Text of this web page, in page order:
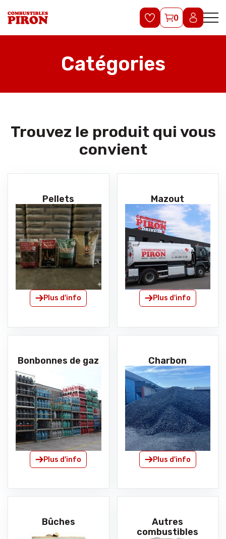
0
Catégories
Trouvez le produit qui vous
convient
Pellets
Plus d'info
Mazout
Plus d'info
Bonbonnes de gaz
Plus d'info
Charbon
Plus d'info
Bûches
Autres
combustibles